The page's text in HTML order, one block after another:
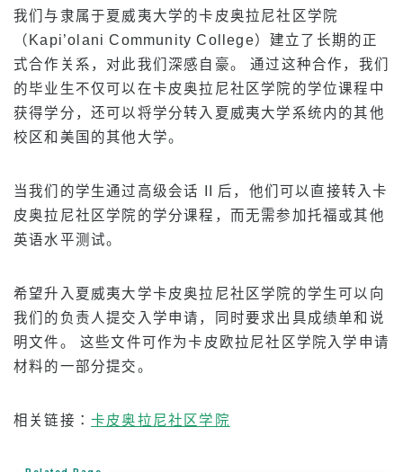
升入大学
客户感言
计划概述
初级水平
高级水平
商务英语
托业和托福备考
费用
持有 F-1 签证的新生学费
卡玛阿依娜（美国公民或绿卡持有者）学费
我们与隶属于夏威夷大学的卡皮奥拉尼社区学院
（Kapi’olani Community College）建立了长期的正
式合作关系，对此我们深感自豪。 通过这种合作，我们
的毕业生不仅可以在卡皮奥拉尼社区学院的学位课程中
获得学分，还可以将学分转入夏威夷大学系统内的其他
校区和美国的其他大学。
当我们的学生通过高级会话 II 后，他们可以直接转入卡
皮奥拉尼社区学院的学分课程，而无需参加托福或其他
英语水平测试。
希望升入夏威夷大学卡皮奥拉尼社区学院的学生可以向
我们的负责人提交入学申请，同时要求出具成绩单和说
明文件。 这些文件可作为卡皮欧拉尼社区学院入学申请
材料的一部分提交。
相关链接： 卡皮奥拉尼社区学院